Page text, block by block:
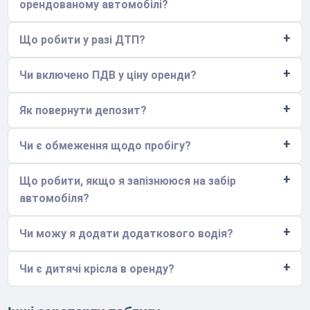
орендованому автомобілі?
Що робити у разі ДТП?
Чи включено ПДВ у ціну оренди?
Як повернути депозит?
Чи є обмеження щодо пробігу?
Що робити, якщо я запізнююся на забір
автомобіля?
Чи можу я додати додаткового водія?
Чи є дитячі крісла в оренду?